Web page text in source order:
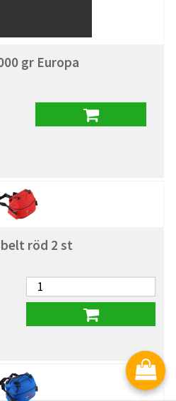
gr Europa
röd 2 st